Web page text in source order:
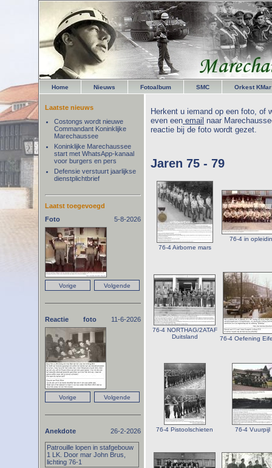
Home Nieuws Fotoalbum SMC Orkest KMar
Herkent u iemand op een foto, of
even een email naar
reactie bij de foto wordt gezet.
Jaren 75 - 79
76-4 Airborne mars
76-4 in
76-4 NORTHAG/2ATAF
Duitsland
76-4 Oefening
76-4 Pistoolschieten 76-4 Vuurpijl
Laatste nieuws
Costongs wordt nieuwe
Commandant Koninklijke
Marechaussee
Koninklijke Marechaussee
start met WhatsApp-kanaal
voor burgers en pers
Defensie verstuurt jaarlijkse
dienstplichtbrief
Laatst toegevoegd
Foto
5-8-2026
Reactie foto 11-6-2026
Anekdote 26-2-2026
Patrouille lopen in stafgebouw
1 LK. Door mar John Brus,
lichting 76-1